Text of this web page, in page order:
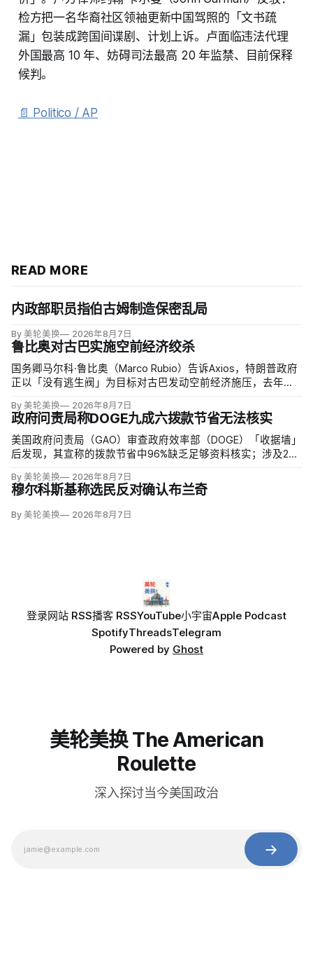
检方把一名华裔社区领袖更新中国驾照的「文书疏
漏」包装成跨国间谍剧、计划上诉。卢面临违法代理
外国最高 10 年、妨碍司法最高 20 年监禁、目前保释
候判。
📄 Politico / AP
READ MORE
内政部职员指伯古姆制造保密乱局
By 美轮美换 2026年8月7日
鲁比奥对古巴实施空前经济绞杀
国务卿马尔科·鲁比奥（Marco Rubio）告诉Axios，特朗普政府
正以「没有逃生阀」为目标对古巴发动空前经济施压，去年以
其他国家切断古巴医生输出项目。
By 美轮美换 2026年8月7日
政府问责局称DOGE九成六拨款节省无法核实
美国政府问责局（GAO）审查政府效率部（DOGE）「收据墙」
后发现，其宣称的拨款节省中96%缺乏足够资料核实；涉及274
三分之二无法验证或不符合其公开方法，264份拟终止租约中
108份早已进入终止流程。
By 美轮美换 2026年8月7日
穆尔科斯基称选民反对确认布兰奇
By 美轮美换 2026年8月7日
登录网站 RSS播客 RSSYouTube小宇宙Apple Podcast
SpotifyThreadsTelegram
Powered by Ghost
美轮美换 The American
Roulette
深入探讨当今美国政治